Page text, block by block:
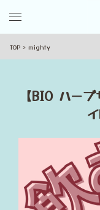
TOP mighty
【BIO ハー